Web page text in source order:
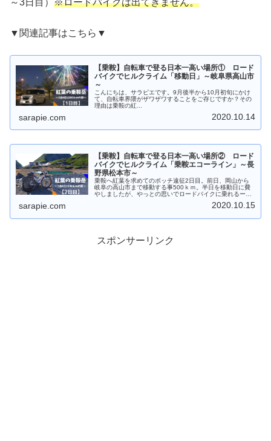
～3日目） ※ロードバイクは出てきません。
▼関連記事はこちら▼
【乗鞍】自転車で登る日本一高い場所① ロード
バイクでヒルクライム「移動日」～岐阜県高山市
～
こんにちは、サラピエです。9月後半から10月初旬にかけ
て、自転車界隈がザワザワすることをご存じですか？その
理由は乗鞍の紅...
sarapie.com 2020.10.14
【乗鞍】自転車で登る日本一高い場所② ロード
バイクでヒルクライム「乗鞍エコーライン」～長
野県松本市～
乗鞍へ紅葉を求めてのボッチ遠征2日目。前日、岡山から
岐阜の高山市まで移動する事500ｋｍ。半日を移動日に費
やしましたが、やっとの思いでロードバイクに乗れるー！
sarapie.com 2020.10.15
スポンサーリンク